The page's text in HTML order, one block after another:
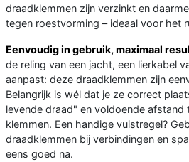
draadklemmen zijn verzinkt en
tegen roestvorming – ideaal voor het
Eenvoudig in gebruik, maximaal
de reling van een jacht, een lierkabel
aanpast: deze draadklemmen zijn
Belangrijk is wél dat je ze correct
levende draad" en voldoende afstand
klemmen. Een handige vuistregel?
draadklemmen bij verbindingen en
eens goed na.